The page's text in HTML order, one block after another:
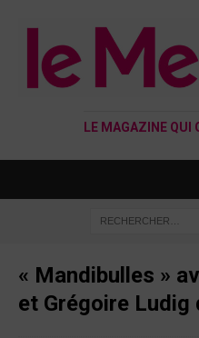
LE MAGAZINE QUI
« Mandibulles »
et Grégoire Ludig